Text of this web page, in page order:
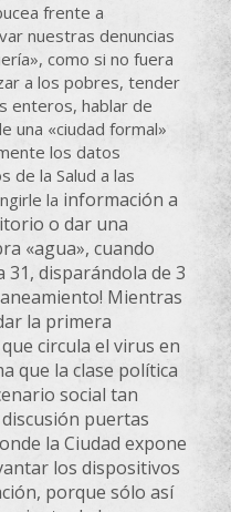
frente a
nuestras denuncias
como si no fuera
a los pobres, tender
enteros, hablar de
una «ciudad formal»
los datos
de la Salud a las
la información a
o dar una
«agua», cuando
31, disparándola de 3
Mientras
la primera
circula el virus en
que la clase política
social tan
puertas
la Ciudad expone
los dispositivos
porque sólo así